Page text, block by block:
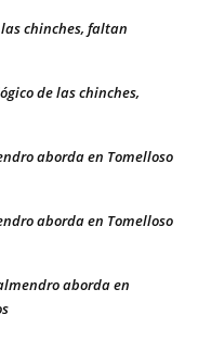
chinches, faltan
de las chinches,
aborda en Tomelloso
aborda en Tomelloso
aborda en